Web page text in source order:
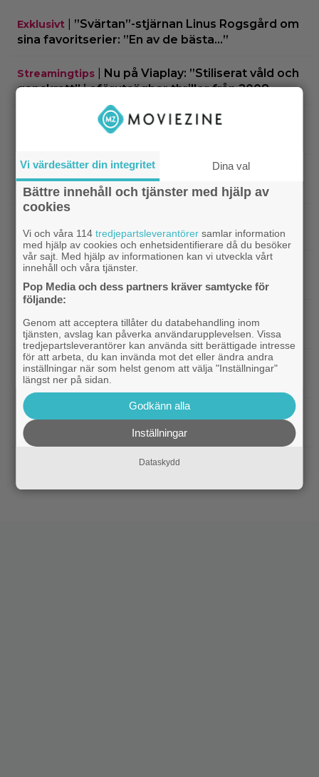
Exklusivt
”Svärtan”-stjärnan Linus Rogsgård om
sina favoritserier: ”En av de bästa…”
Streamingtips
Nu på Viaplay: ”Stiliserat våld och
gapskratt” i oförutsägbar thriller från 2008
3 nya filmer på Netflix: Oscarsvinnaren
från 2025 klättrar på topplistan
Bioaktuellt| Efter 25 Beckfilmer – Anna Asp
hoppas nya filmen blir en snackis
till Alexander Skarsgård
Apple TV| Bortglömd komedi från 1984 blev
Robin Williams favorit: ”Min bästa film”
HBO Max|
Två nya skådisar redo att skapa
drama i ”Heated Rivalry” säsong 2
Netflix|Netflix har stängt in en snubbe i en
reklamskylt – PR-tricket som får LA att titta upp
Dokumentär
Hör Sveriges märkligaste skratt i
trailern till ”Bäst i världen”
Ny milstolpe för ”The Odyssey” –
Vi värdesätter din integritet Dina val
Bättre innehåll och tjänster med hjälp av
cookies
Vi och våra 114tredjepartsleverantörer samlar information
med hjälp av cookies och enhetsidentifierare då du besöker
vår sajt. Med hjälp av informationen kan vi utveckla vårt
innehåll och våra tjänster.
Pop Media och dess partners kräver samtycke för
följande:
Genom att acceptera tillåter du databehandling inom
tjänsten, avslag kan påverka användarupplevelsen. Vissa
tredjepartsleverantörer kan använda sitt berättigade intresse
för att arbeta, du kan invända mot det eller ändra andra
inställningar när som helst genom att välja "Inställningar"
längst ner på sidan.
Godkänn alla
Inställningar
Dataskydd